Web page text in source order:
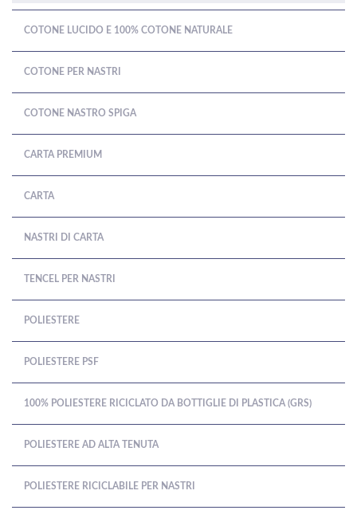
COTONE LUCIDO E 100% COTONE NATURALE
COTONE PER NASTRI
COTONE NASTRO SPIGA
CARTA PREMIUM
CARTA
NASTRI DI CARTA
TENCEL PER NASTRI
POLIESTERE
POLIESTERE PSF
100% POLIESTERE RICICLATO DA BOTTIGLIE DI PLASTICA (GRS)
POLIESTERE AD ALTA TENUTA
POLIESTERE RICICLABILE PER NASTRI